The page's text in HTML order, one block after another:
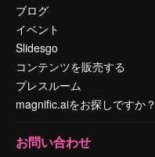
ブログ
イベント
Slidesgo
コンテンツを販売する
プレスルーム
magnific.aiをお探しですか？
お問い合わせ